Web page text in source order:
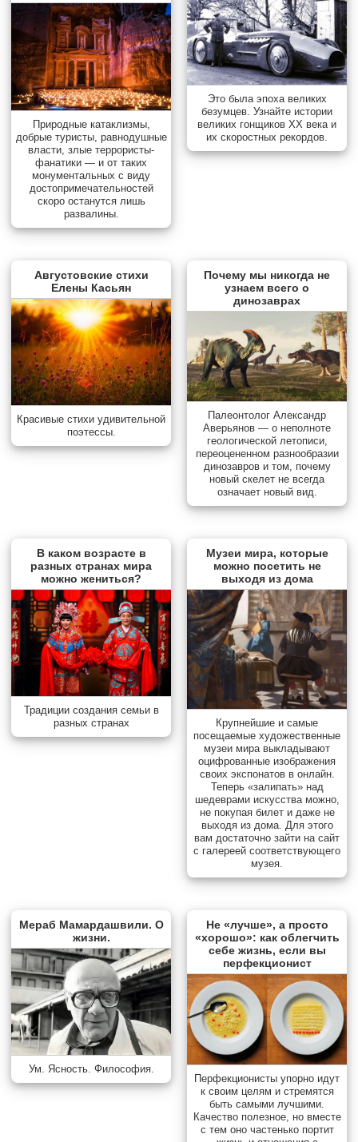
Природные катаклизмы,
добрые туристы, равнодушные
власти, злые террористы-
фанатики — и от таких
монументальных с виду
достопримечательностей
скоро останутся лишь
развалины.
Это была эпоха великих
безумцев. Узнайте истории
великих гонщиков XX века и
их скоростных рекордов.
Августовские стихи
Елены Касьян
Красивые стихи удивительной
поэтессы.
Почему мы никогда не
узнаем всего о
динозаврах
Палеонтолог Александр
Аверьянов — о неполноте
геологической летописи,
переоцененном разнообразии
динозавров и том, почему
новый скелет не всегда
означает новый вид.
В каком возрасте в
разных странах мира
можно жениться?
Традиции создания семьи в
разных странах
Музеи мира, которые
можно посетить не
выходя из дома
Крупнейшие и самые
посещаемые художественные
музеи мира выкладывают
оцифрованные изображения
своих экспонатов в онлайн.
Теперь «залипать» над
шедеврами искусства можно,
не покупая билет и даже не
выходя из дома. Для этого
вам достаточно зайти на сайт
с галереей соответствующего
музея.
Мераб Мамардашвили. О
жизни.
Ум. Ясность. Философия.
Не «лучше», а просто
«хорошо»: как облегчить
себе жизнь, если вы
перфекционист
Перфекционисты упорно идут
к своим целям и стремятся
быть самыми лучшими.
Качество полезное, но вместе
с тем оно частенько портит